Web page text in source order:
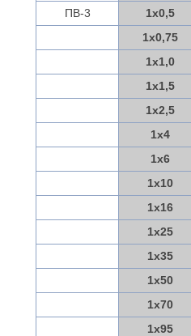
ПВ-3
1х0,5
1х0,75
1х1,0
1х1,5
1х2,5
1х4
1х6
1х10
1х16
1х25
1х35
1х50
1х70
1х95